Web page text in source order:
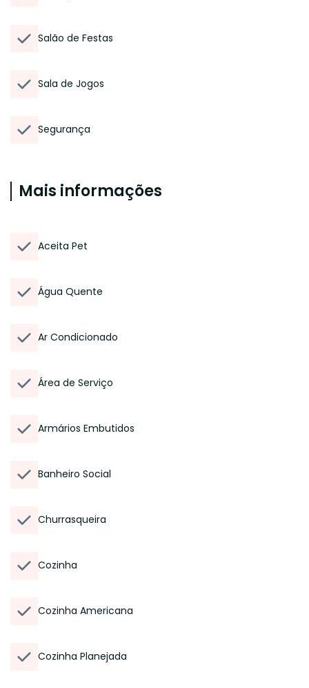
Salão de Festas
Sala de Jogos
Segurança
Mais informações
Aceita Pet
Água Quente
Ar Condicionado
Área de Serviço
Armários Embutidos
Banheiro Social
Churrasqueira
Cozinha
Cozinha Americana
Cozinha Planejada